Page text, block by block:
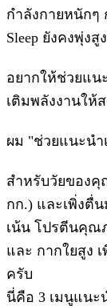
กำลังกายหนักๆ
Sleep ยังคงพุ่ง
อยากให้ช่วยแน
เติมพลังงานให้
ผม "ช่วยแนะนำ
สำหรับวัยของคุ
กก.) และเพิ่งตื่
เน้น โปรตีนคุณ
และ กากใยสูง
ครับ
นี่คือ 3 เมนูแนะ